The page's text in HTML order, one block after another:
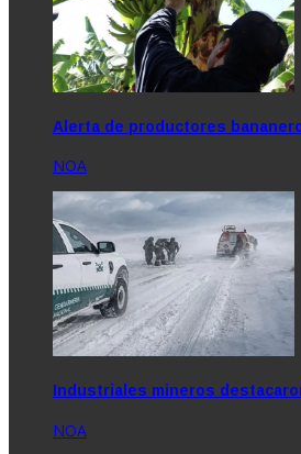
Alerta de productores
NOA
Industriales mineros
NOA